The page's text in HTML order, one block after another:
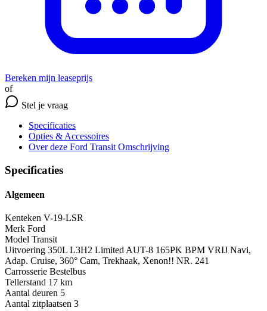
Bereken mijn leaseprijs
of
Stel je vraag
Specificaties
Opties & Accessoires
Over deze Ford Transit Omschrijving
Specificaties
Algemeen
Kenteken V-19-LSR
Merk Ford
Model Transit
Uitvoering 350L L3H2 Limited AUT-8 165PK BPM VRIJ Navi,
Adap. Cruise, 360° Cam, Trekhaak, Xenon!! NR. 241
Carrosserie Bestelbus
Tellerstand 17 km
Aantal deuren 5
Aantal zitplaatsen 3